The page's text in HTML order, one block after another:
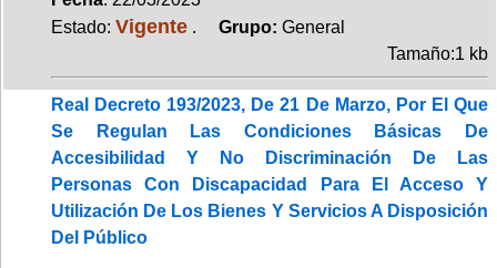
Estado: Vigente . Grupo: General
Tamaño:1 kb
Real Decreto 193/2023, De 21 De Marzo, Por El Que
Se Regulan Las Condiciones Básicas De
Accesibilidad Y No Discriminación De Las
Personas Con Discapacidad Para El Acceso Y
Utilización De Los Bienes Y Servicios A Disposición
Del Público